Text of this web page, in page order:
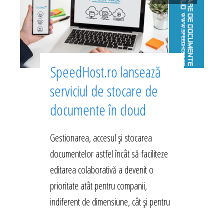
SpeedHost.ro lansează
serviciul de stocare de
documente în cloud
Gestionarea, accesul și stocarea
documentelor astfel încât să faciliteze
editarea colaborativă a devenit o
prioritate atât pentru companii,
indiferent de dimensiune, cât și pentru